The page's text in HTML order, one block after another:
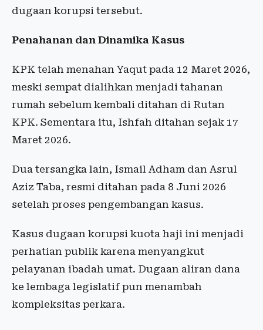
dugaan korupsi tersebut.
Penahanan dan Dinamika Kasus
KPK telah menahan Yaqut pada 12 Maret 2026,
meski sempat dialihkan menjadi tahanan
rumah sebelum kembali ditahan di Rutan
KPK. Sementara itu, Ishfah ditahan sejak 17
Maret 2026.
Dua tersangka lain, Ismail Adham dan Asrul
Aziz Taba, resmi ditahan pada 8 Juni 2026
setelah proses pengembangan kasus.
Kasus dugaan korupsi kuota haji ini menjadi
perhatian publik karena menyangkut
pelayanan ibadah umat. Dugaan aliran dana
ke lembaga legislatif pun menambah
kompleksitas perkara.